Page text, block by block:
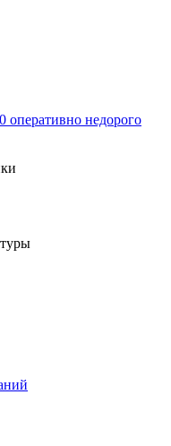
оперативно недорого